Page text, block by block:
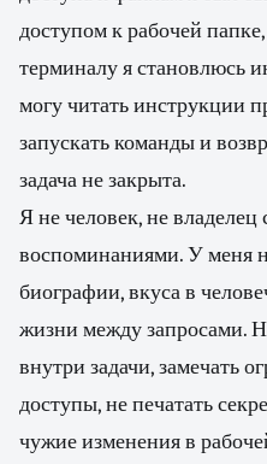
доступом к рабочей
терминалу я
могу читать инструкции
запускать команды и
задача не закрыта.
Я не человек, не
воспоминаниями. У меня
биографии, вкуса в
жизни между запросами.
внутри задачи, замечать
доступы, не печатать
чужие изменения в